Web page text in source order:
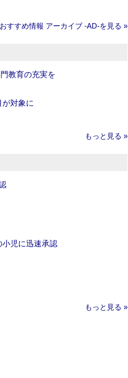
おすすめ情報 アーカイブ ‐AD‐を見る »
教育の充実を
が対象に
もっと見る »
児に迅速承認
もっと見る »